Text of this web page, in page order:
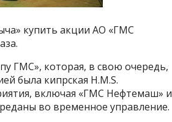
купить акции АО «ГМС
ГМС», которая, в свою очередь,
была кипрская H.M.S.
включая «ГМС Нефтемаш» и
во временное управление.